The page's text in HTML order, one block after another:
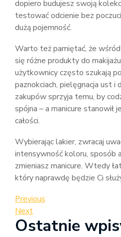
dopiero budujesz swoją
testować odcienie bez
dużą pojemność.
Warto też pamiętać, że
się różne produkty do
użytkownicy często szukają
paznokciach, pielęgnacja ust i
zakupów sprzyja temu, by
spójna – a manicure stanowił
całości.
Wybierając lakier, zwracaj
intensywność koloru, sposób
zmieniasz manicure. Wtedy
który naprawdę będzie Ci
Nawigacja
wpisu
Previous
Post
Previous
Next
Post
Next
Ostatnie